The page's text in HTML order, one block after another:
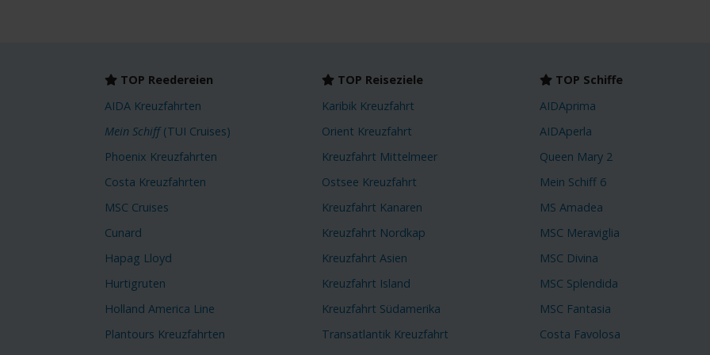
TOP Reedereien
AIDA Kreuzfahrten
Mein Schiff(TUI Cruises)
Phoenix Kreuzfahrten
Costa Kreuzfahrten
MSC Cruises
Cunard
Hapag Lloyd
Hurtigruten
Holland America Line
Plantours Kreuzfahrten
TOP Reiseziele
Karibik Kreuzfahrt
Orient Kreuzfahrt
Kreuzfahrt Mittelmeer
Ostsee Kreuzfahrt
Kreuzfahrt Kanaren
Kreuzfahrt Nordkap
Kreuzfahrt Asien
Kreuzfahrt Island
Kreuzfahrt Südamerika
Transatlantik Kreuzfahrt
TOP Schiffe
AIDAprima
AIDAperla
Queen Mary 2
Mein Schiff 6
MS Amadea
MSC Meraviglia
MSC Divina
MSC Splendida
MSC Fantasia
Costa Favolosa